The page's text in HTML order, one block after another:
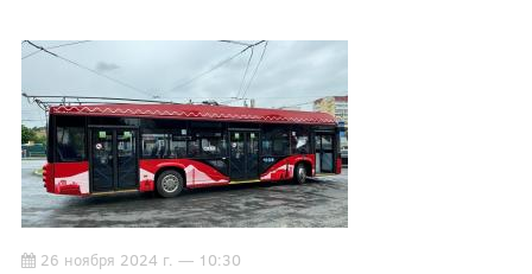
26 ноября 2024 г. — 10:30